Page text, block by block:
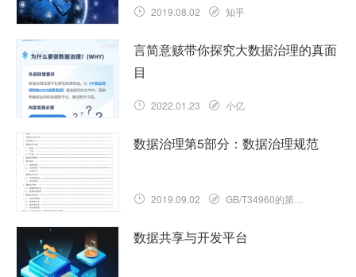
2019.08.02 知乎
言简意赅带你探究大数据治理的真面
目
2022.01.23 小亿
数据治理第5部分：数据治理规范
2019.09.02 GB/T34960的第5部分
数据共享与开发平台